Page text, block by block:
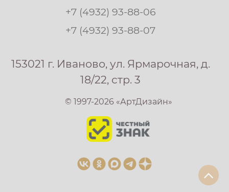
+7 (4932) 93-88-06
+7 (4932) 93-88-07
153021 г. Иваново, ул. Ярмарочная, д.
18/22, стр. 3
© 1997-2026 «АртДизайн»